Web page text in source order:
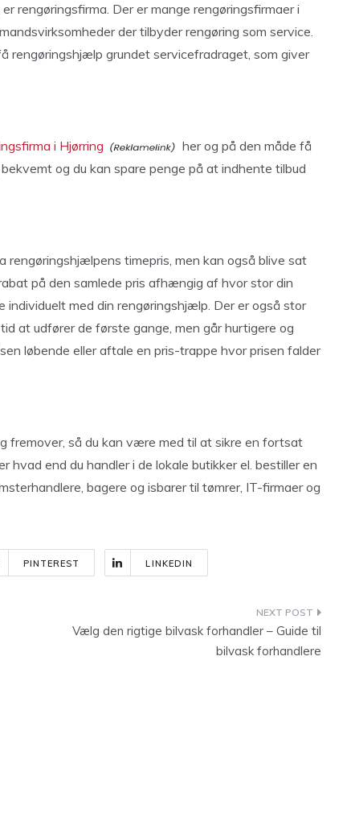
rengøringsfirma. Der er mange rengøringsfirmaer i
der tilbyder rengøring som service.
rengøringshjælp grundet servicefradraget, som giver
i Hjørring
her og på den måde få
og du kan spare penge på at indhente tilbud
timepris, men kan også blive sat
på den samlede pris afhængig af hvor stor din
med din rengøringshjælp. Der er også stor
at udfører de første gange, men går hurtigere og
løbende eller aftale en pris-trappe hvor prisen falder
fremover, så du kan være med til at sikre en fortsat
end du handler i de lokale butikker el. bestiller en
bagere og isbarer til tømrer, IT-firmaer og
PINTEREST LINKEDIN
Vælg den rigtige bilvask forhandler – Guide til
bilvask forhandlere